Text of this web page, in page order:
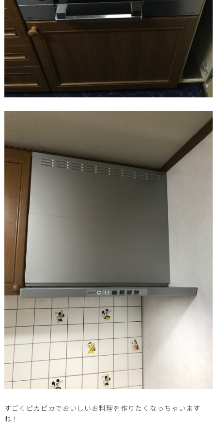
すごくピカピカでおいしいお料理を作りたくなっちゃいます
ね！